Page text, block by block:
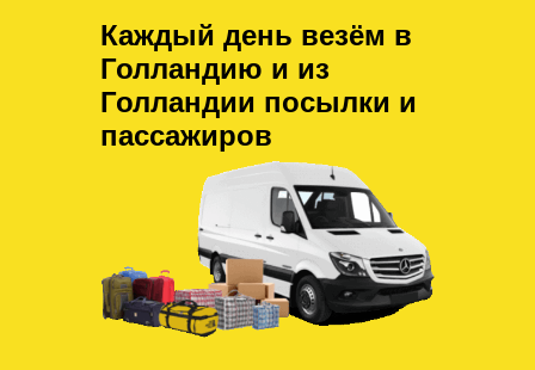
Каждый день везём в
Голландию и из
Голландии посылки и
пассажиров